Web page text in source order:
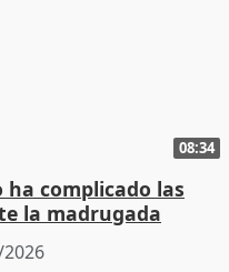
08:34
complicado las
la madrugada